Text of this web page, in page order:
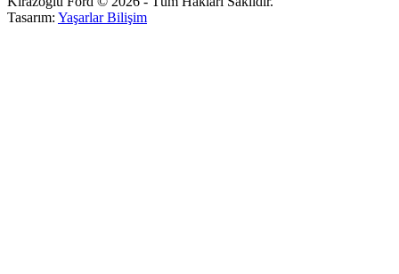
Tasarım: Yaşarlar Bilişim